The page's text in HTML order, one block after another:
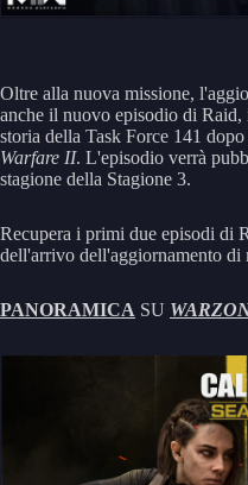
Oltre alla nuova missione,
anche il nuovo episodio di
storia della Task Force 141
Warfare II. L'episodio verrà
stagione della Stagione 3.
Recupera i primi due episodi di
dell'arrivo dell'aggiornamento di
PANORAMICA SU